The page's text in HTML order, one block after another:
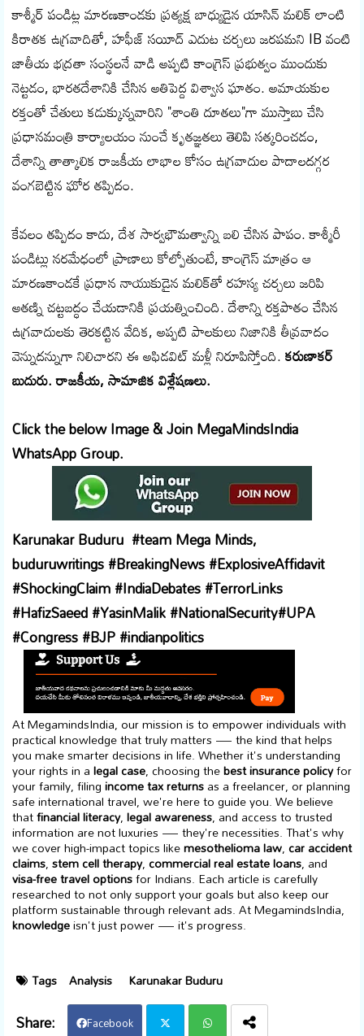
కాశ్మీర్ పండిట్ల మారణకాండకు ప్రత్యక్ష బాధ్యుడైన యాసిన్ మలిక్ లాంటి
కిరాతక ఉగ్రవాదితో, హఫీజ్ సయీద్ ఎదుట చర్చలు జరపమని IB వంటి
జాతీయ భద్రతా సంస్థలనే వాడి అప్పటి కాంగ్రెస్ ప్రభుత్వం ముందుకు
నెట్టడం, భారతదేశానికి చేసిన అతిపెద్ద విశ్వాస ఘాతం. అమాయకుల
రక్తంతో చేతులు కడుక్కున్నవారిని "శాంతి దూతలు"గా ముస్తాబు చేసి
ప్రధానమంత్రి కార్యాలయం నుంచే కృతజ్ఞతలు తెలిపి సత్కరించడం,
దేశాన్ని తాత్కాలిక రాజకీయ లాభాల కోసం ఉగ్రవాదుల పాదాలదగ్గర
వంగబెట్టిన ఘోర తప్పిదం.
కేవలం తప్పిదం కాదు, దేశ సార్వభౌమత్వాన్ని బలి చేసిన పాపం. కాశ్మీరీ
పండిట్లు నరమేధంలో ప్రాణాలు కోల్పోతుంటే, కాంగ్రెస్ మాత్రం ఆ
మారణకాండకే ప్రధాన నాయుకుడైన మలిక్‌తో రహస్య చర్చలు జరిపి
అతణ్ని చట్టబద్ధం చేయడానికి ప్రయత్నించింది. దేశాన్ని రక్తపాతం చేసిన
ఉగ్రవాదులకు తెరకట్టిన వేదిక, అప్పటి పాలకులు నిజానికి తీవ్రవాదం
వెన్నుదన్నుగా నిలిచారని ఈ అఫిడవిట్ మళ్లీ నిరూపిస్తోంది.కరుణాకర్
బుదురు. రాజకీయ, సామాజిక విశ్లేషణలు.
Click the below Image & Join MegaMindsIndia
WhatsApp Group.
Karunakar Buduru #team Mega Minds,
buduruwritings #BreakingNews #ExplosiveAffidavit
#ShockingClaim #IndiaDebates #TerrorLinks
#HafizSaeed #YasinMalik #NationalSecurity#UPA
#Congress #BJP #indianpolitics
At MegamindsIndia, our mission is to empower individuals with
practical knowledge that truly matters — the kind that helps
you make smarter decisions in life. Whether it's understanding
your rights in alegal case, choosing thebest insurance policyfor
your family, filingincome tax returnsas a freelancer, or planning
safe international travel, we're here to guide you. We believe
thatfinancial literacy,legal awareness, and access to trusted
information are not luxuries — they're necessities. That's why
we cover high-impact topics likemesothelioma law,car accident
claims,stem cell therapy,commercial real estate loans, and
visa-free travel optionsfor Indians. Each article is carefully
researched to not only support your goals but also keep our
platform sustainable through relevant ads. At MegamindsIndia,
knowledgeisn't just power — it's progress.
Tags Analysis Karunakar Buduru
Facebook